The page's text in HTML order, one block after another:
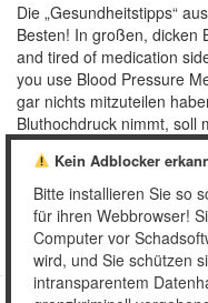
Die „Gesundheitstipps“
Besten! In großen, dicken
and tired of medication
you use Blood Pressure
gar nichts mitzuteilen
Bluthochdruck nimmt,
more…]
Posted in:Mail Tagged:
Spamprosa
Kein Adblocker
Bitte installieren Sie so
für ihren Webbrowser!
Computer vor
wird, und Sie schützen
intransparentem